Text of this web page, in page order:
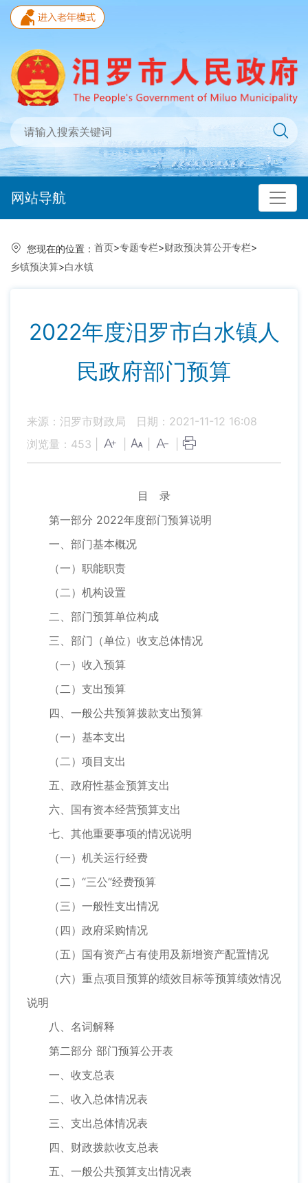
网站导航
您现在的位置： 首页>专题专栏>财政预决算公开专栏>
乡镇预决算>白水镇
2022年度汨罗市白水镇人
民政府部门预算
来源：汨罗市财政局
日期：2021-11-12 16:08
浏览量： 453
目 录
第一部分 2022年度部门预算说明
一、部门基本概况
（一）职能职责
（二）机构设置
二、部门预算单位构成
三、部门（单位）收支总体情况
（一）收入预算
（二）支出预算
四、一般公共预算拨款支出预算
（一）基本支出
（二）项目支出
五、政府性基金预算支出
六、国有资本经营预算支出
七、其他重要事项的情况说明
（一）机关运行经费
（二）“三公”经费预算
（三）一般性支出情况
（四）政府采购情况
（五）国有资产占有使用及新增资产配置情况
（六）重点项目预算的绩效目标等预算绩效情况
说明
八、名词解释
第二部分 部门预算公开表
一、收支总表
二、收入总体情况表
三、支出总体情况表
四、财政拨款收支总表
五、一般公共预算支出情况表